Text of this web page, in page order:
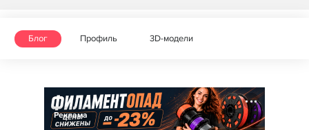
Блог Профиль 3D-модели
Реклама